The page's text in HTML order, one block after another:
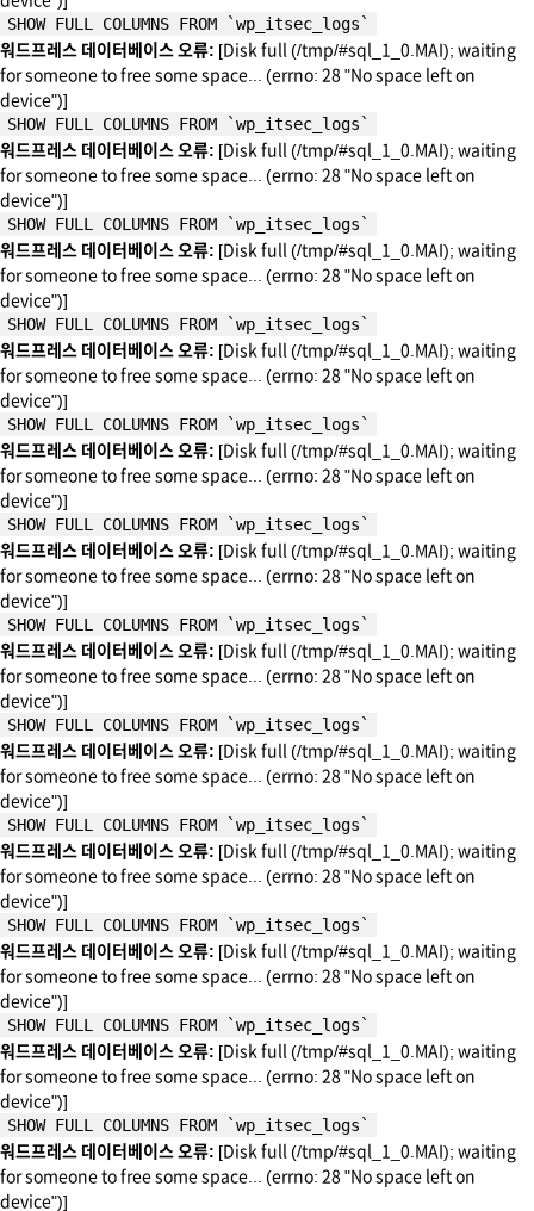
SHOW FULL COLUMNS FROM `wp_itsec_logs`
워드프레스 데이터베이스 오류: [Disk full (/tmp/#sql_1_0.MAI); waiting
for someone to free some space... (errno: 28 "No space left on
device")]
SHOW FULL COLUMNS FROM `wp_itsec_logs`
워드프레스 데이터베이스 오류: [Disk full (/tmp/#sql_1_0.MAI); waiting
for someone to free some space... (errno: 28 "No space left on
device")]
SHOW FULL COLUMNS FROM `wp_itsec_logs`
워드프레스 데이터베이스 오류: [Disk full (/tmp/#sql_1_0.MAI); waiting
for someone to free some space... (errno: 28 "No space left on
device")]
SHOW FULL COLUMNS FROM `wp_itsec_logs`
워드프레스 데이터베이스 오류: [Disk full (/tmp/#sql_1_0.MAI); waiting
for someone to free some space... (errno: 28 "No space left on
device")]
SHOW FULL COLUMNS FROM `wp_itsec_logs`
워드프레스 데이터베이스 오류: [Disk full (/tmp/#sql_1_0.MAI); waiting
for someone to free some space... (errno: 28 "No space left on
device")]
SHOW FULL COLUMNS FROM `wp_itsec_logs`
워드프레스 데이터베이스 오류: [Disk full (/tmp/#sql_1_0.MAI); waiting
for someone to free some space... (errno: 28 "No space left on
device")]
SHOW FULL COLUMNS FROM `wp_itsec_logs`
워드프레스 데이터베이스 오류: [Disk full (/tmp/#sql_1_0.MAI); waiting
for someone to free some space... (errno: 28 "No space left on
device")]
SHOW FULL COLUMNS FROM `wp_itsec_logs`
워드프레스 데이터베이스 오류: [Disk full (/tmp/#sql_1_0.MAI); waiting
for someone to free some space... (errno: 28 "No space left on
device")]
SHOW FULL COLUMNS FROM `wp_itsec_logs`
워드프레스 데이터베이스 오류: [Disk full (/tmp/#sql_1_0.MAI); waiting
for someone to free some space... (errno: 28 "No space left on
device")]
SHOW FULL COLUMNS FROM `wp_itsec_logs`
워드프레스 데이터베이스 오류: [Disk full (/tmp/#sql_1_0.MAI); waiting
for someone to free some space... (errno: 28 "No space left on
device")]
SHOW FULL COLUMNS FROM `wp_itsec_logs`
워드프레스 데이터베이스 오류: [Disk full (/tmp/#sql_1_0.MAI); waiting
for someone to free some space... (errno: 28 "No space left on
device")]
SHOW FULL COLUMNS FROM `wp_itsec_logs`
워드프레스 데이터베이스 오류: [Disk full (/tmp/#sql_1_0.MAI); waiting
for someone to free some space... (errno: 28 "No space left on
device")]